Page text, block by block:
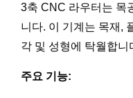
3축 CNC 라우터는 목
니다. 이 기계는 목재,
각 및 성형에 탁월합니
주요 기능: